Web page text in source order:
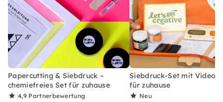
Papercutting & Siebdruck –
chemiefreies Set für zuhause
4,9 Partnerbewertung
Siebdruck-Set mit
für zuhause
Neu